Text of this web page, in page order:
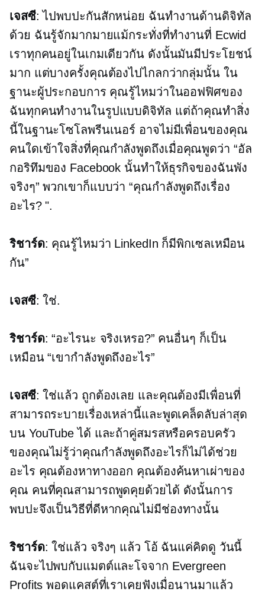
เจสซี: ไปพบปะกันสักหน่อย ฉันทำงานด้านดิจิทัล
ด้วย ฉันรู้จักมากมายแม้กระทั่งที่ทำงานที่ Ecwid
เราทุกคนอยู่ในเกมเดียวกัน ดังนั้นมันมีประโยชน์
มาก แต่บางครั้งคุณต้องไปไกลกว่ากลุ่มนั้น ใน
ฐานะผู้ประกอบการ คุณรู้ไหมว่าในออฟฟิศของ
ฉันทุกคนทำงานในรูปแบบดิจิทัล แต่ถ้าคุณทำสิ่ง
นี้ในฐานะโซโลพรีนเนอร์ อาจไม่มีเพื่อนของคุณ
คนใดเข้าใจสิ่งที่คุณกำลังพูดถึงเมื่อคุณพูดว่า “อัล
กอริทึมของ Facebook นั้นทำให้ธุรกิจของฉันพัง
จริงๆ” พวกเขาก็แบบว่า “คุณกำลังพูดถึงเรื่อง
อะไร? ".
ริชาร์ด: คุณรู้ไหมว่า LinkedIn ก็มีพิกเซลเหมือน
กัน”
เจสซี: ใช่.
ริชาร์ด: “อะไรนะ จริงเหรอ?” คนอื่นๆ ก็เป็น
เหมือน “เขากำลังพูดถึงอะไร”
เจสซี: ใช่แล้ว ถูกต้องเลย และคุณต้องมีเพื่อนที่
สามารถระบายเรื่องเหล่านี้และพูดเคล็ดลับล่าสุด
บน YouTube ได้ และถ้าคู่สมรสหรือครอบครัว
ของคุณไม่รู้ว่าคุณกำลังพูดถึงอะไรก็ไม่ได้ช่วย
อะไร คุณต้องหาทางออก คุณต้องค้นหาเผ่าของ
คุณ คนที่คุณสามารถพูดคุยด้วยได้ ดังนั้นการ
พบปะจึงเป็นวิธีที่ดีหากคุณไม่มีช่องทางนั้น
ริชาร์ด: ใช่แล้ว จริงๆ แล้ว โอ้ ฉันแค่คิดดู วันนี้
ฉันจะไปพบกับแมตต์และโจจาก Evergreen
Profits พอดแคสต์ที่เราเคยฟังเมื่อนานมาแล้ว